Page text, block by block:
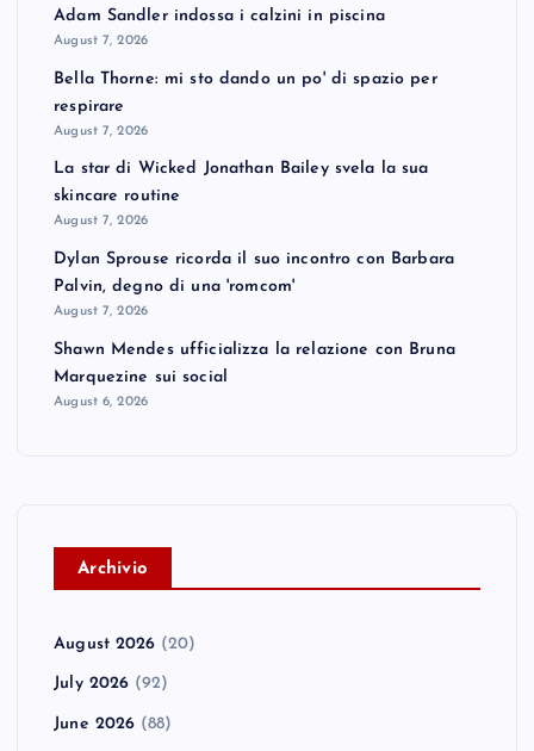
Adam Sandler indossa i calzini in piscina
August 7, 2026
Bella Thorne: mi sto dando un po' di spazio per
respirare
August 7, 2026
La star di Wicked Jonathan Bailey svela la sua
skincare routine
August 7, 2026
Dylan Sprouse ricorda il suo incontro con Barbara
Palvin, degno di una 'romcom'
August 7, 2026
Shawn Mendes ufficializza la relazione con Bruna
Marquezine sui social
August 6, 2026
Archivio
August 2026 (20)
July 2026 (92)
June 2026 (88)